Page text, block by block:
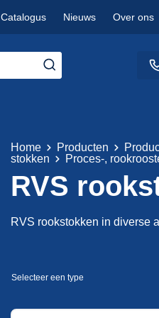
Catalogus Nieuws Over ons
Home Producten
stokken
Proces-,
RVS
RVS rookstokken in diverse